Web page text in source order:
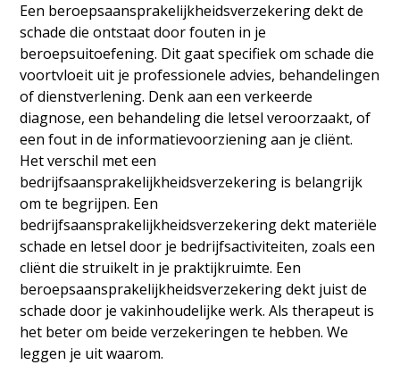
Een beroepsaansprakelijkheidsverzekering dekt de
schade die ontstaat door fouten in je
beroepsuitoefening. Dit gaat specifiek om schade die
voortvloeit uit je professionele advies, behandelingen
of dienstverlening. Denk aan een verkeerde
diagnose, een behandeling die letsel veroorzaakt, of
een fout in de informatievoorziening aan je cliënt.
Het verschil met een
bedrijfsaansprakelijkheidsverzekering is belangrijk
om te begrijpen. Een
bedrijfsaansprakelijkheidsverzekering dekt materiële
schade en letsel door je bedrijfsactiviteiten, zoals een
cliënt die struikelt in je praktijkruimte. Een
beroepsaansprakelijkheidsverzekering dekt juist de
schade door je vakinhoudelijke werk. Als therapeut is
het beter om beide verzekeringen te hebben. We
leggen je uit waarom.